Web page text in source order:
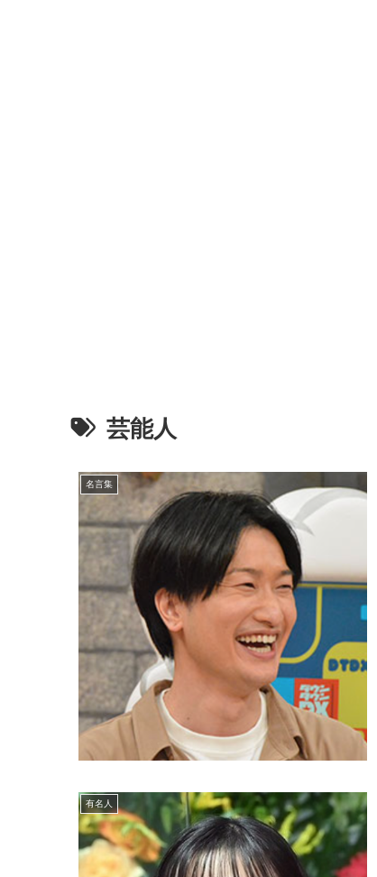
芸能人
名言集
有名人